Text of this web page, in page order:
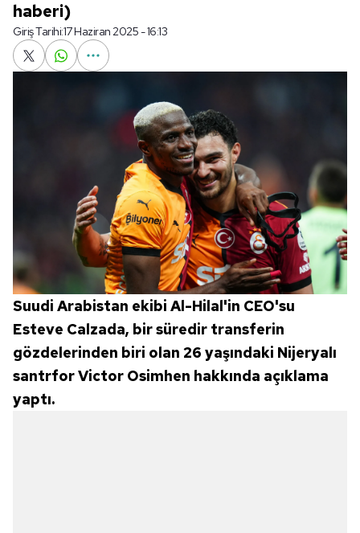
haberi)
Giriş Tarihi:17 Haziran 2025 - 16:13
Suudi Arabistan ekibi Al-Hilal'in CEO'su
Esteve Calzada, bir süredir transferin
gözdelerinden biri olan 26 yaşındaki Nijeryalı
santrfor Victor Osimhen hakkında açıklama
yaptı.